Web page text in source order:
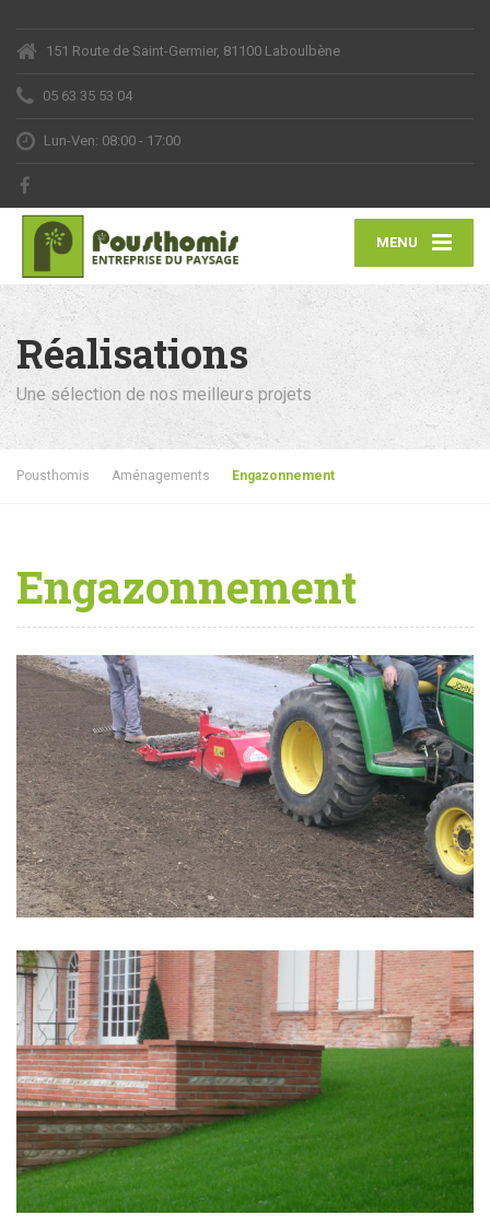
151 Route de Saint-Germier, 81100 Laboulbène
05 63 35 53 04
Lun-Ven: 08:00 - 17:00
MENU
Réalisations
Une sélection de nos meilleurs projets
Pousthomis Aménagements Engazonnement
Engazonnement